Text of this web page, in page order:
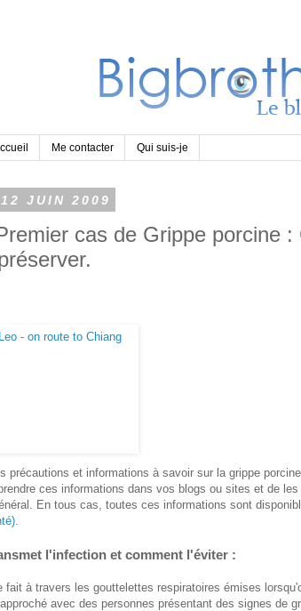
Me contacter Qui suis-je
JUIN 2009
cas de Grippe porcine
précautions et informations à savoir sur la grippe
ces informations dans vos blogs ou sites et de
En tous cas, toutes ces informations sont
l'infection et comment l'éviter :
fait à travers les gouttelettes respiratoires émises
avec des personnes présentant des signes de